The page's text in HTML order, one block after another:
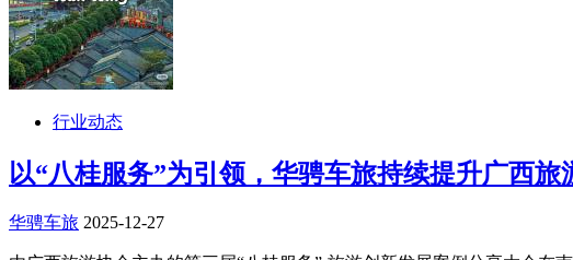
行业动态
以“八桂服务”为引领，华骋车旅持续提升广西旅
华骋车旅 2025-12-27